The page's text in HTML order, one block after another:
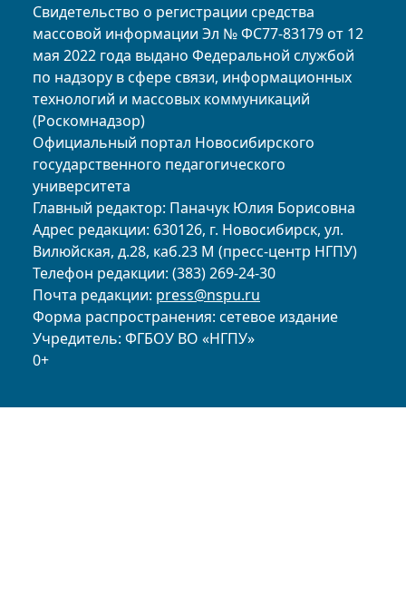
Свидетельство о регистрации средства
массовой информации Эл № ФС77-83179 от 12
мая 2022 года выдано Федеральной службой
по надзору в сфере связи, информационных
технологий и массовых коммуникаций
(Роскомнадзор)
Официальный портал Новосибирского
государственного педагогического
университета
Главный редактор: Паначук Юлия Борисовна
Адрес редакции: 630126, г. Новосибирск, ул.
Вилюйская, д.28, каб.23 М (пресс-центр НГПУ)
Телефон редакции: (383) 269-24-30
Почта редакции: press@nspu.ru
Форма распространения: сетевое издание
Учредитель: ФГБОУ ВО «НГПУ»
0+